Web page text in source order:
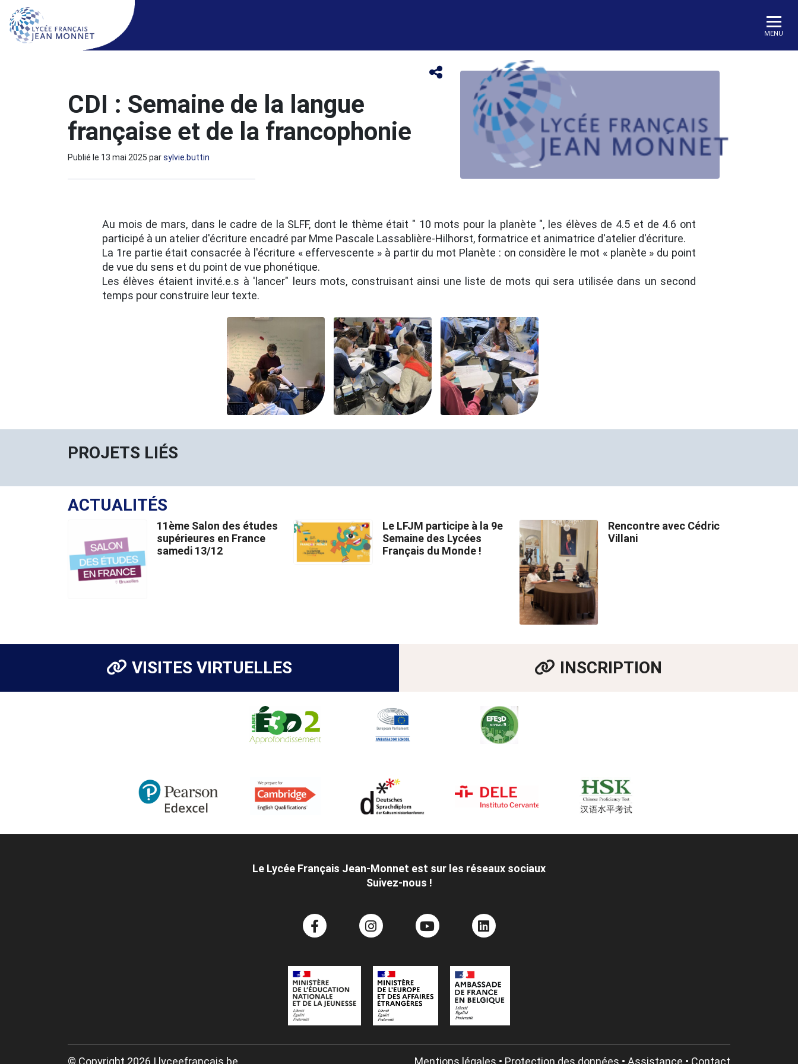
MENU
CDI : Semaine de la langue
française et de la francophonie
Publié le 13 mai 2025 parsylvie.buttin
Au mois de mars, dans le cadre de la SLFF, dont le thème était " 10 mots pour la planète ", les élèves de 4.5 et de 4.6 ont
participé à un atelier d'écriture encadré par Mme Pascale Lassablière-Hilhorst, formatrice et animatrice d'atelier d'écriture.
La 1re partie était consacrée à l'écriture « effervescente » à partir du mot Planète : on considère le mot « planète » du point
de vue du sens et du point de vue phonétique.
Les élèves étaient invité.e.s à 'lancer" leurs mots, construisant ainsi une liste de mots qui sera utilisée dans un second
temps pour construire leur texte.
PROJETS LIÉS
ACTUALITÉS
11ème Salon des études
supérieures en France
samedi 13/12
Le LFJM participe à la 9e
Semaine des Lycées
Français du Monde !
Rencontre avec Cédric
Villani
VISITES VIRTUELLES INSCRIPTION
Le Lycée Français Jean-Monnet est sur les réseaux sociaux
Suivez-nous !